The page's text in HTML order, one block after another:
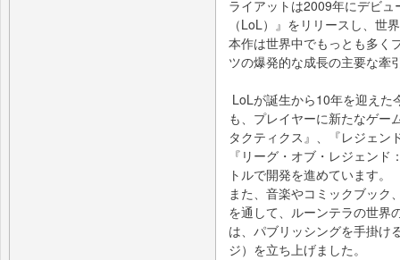
ライアットは2009年にデビ
（LoL）』をリリースし、世
本作は世界中でもっとも多く
ツの爆発的な成長の主要な牽
LoLが誕生から10年を迎えた
も、プレイヤーに新たなゲー
タクティクス』、『レジェン
『リーグ・オブ・レジェン
トルで開発を進めています。
また、音楽やコミックブック
を通して、ルーンテラの世界
は、パブリッシングを手掛け
ジ）を立ち上げました。